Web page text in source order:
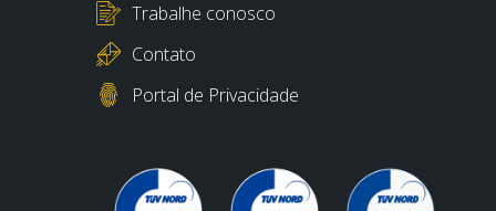
Trabalhe conosco
Contato
Portal de Privacidade